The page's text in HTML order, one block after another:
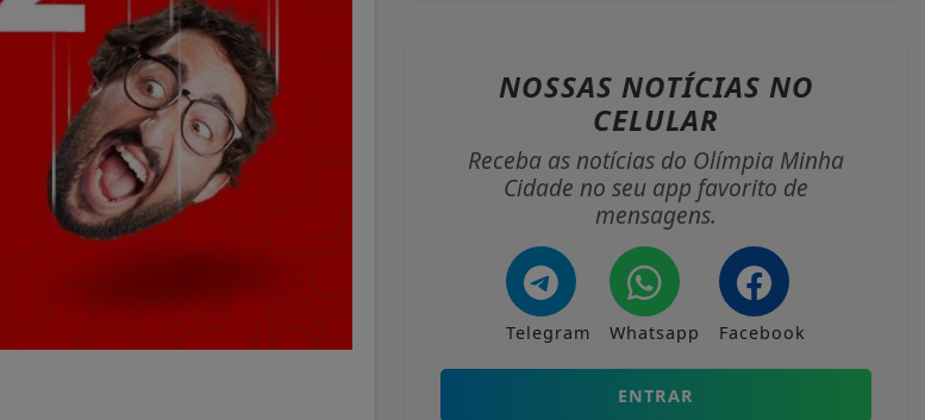
NOSSAS NOTÍCIAS NO
CELULAR
Receba as notícias do Olímpia Minha
Cidade no seu app favorito de
mensagens.
Telegram Whatsapp Facebook
ENTRAR